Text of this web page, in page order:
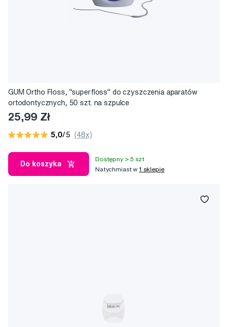
GUM Ortho Floss, "superfloss" do czyszczenia aparatów
ortodontycznych, 50 szt. na szpulce
25,99 Zł
5,0/5 (48x)
Do koszyka
Dostępny > 5 szt
Natychmiast w1 sklepie